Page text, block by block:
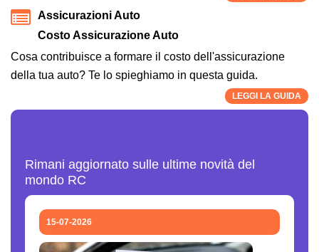
Assicurazioni Auto
Costo Assicurazione Auto
Cosa contribuisce a formare il costo dell'assicurazione
della tua auto? Te lo spieghiamo in questa guida.
LEGGI LA GUIDA
Rimani aggiornato sulle ultime novità del
mondo RC
15-07-2026